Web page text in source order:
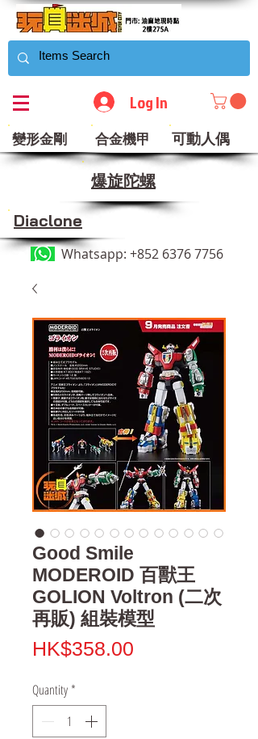
Log In
變形金剛 合金機甲 可動人偶
​爆旋陀螺
Diaclone
Whatsapp: +852 6376 7756
Good Smile
MODEROID 百獸王
GOLION Voltron (二次
再販) 組裝模型
HK$358.00
Quantity *